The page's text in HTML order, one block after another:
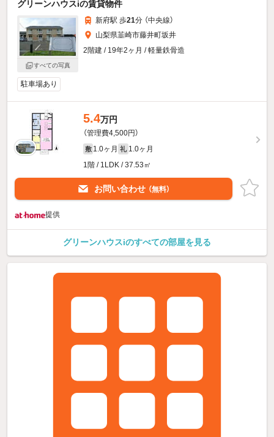
グリーンハウスiの賃貸物件
すべての写真
新府駅 歩21分 （中央線）
山梨県韮崎市藤井町坂井
2階建 / 19年2ヶ月 / 軽量鉄骨造
駐車場あり
5.4万円
（管理費4,500円）
敷 1.0ヶ月 礼 1.0ヶ月
1階 / 1LDK / 37.53㎡
お問い合わせ （無料）
提供
グリーンハウスiのすべての部屋を見る